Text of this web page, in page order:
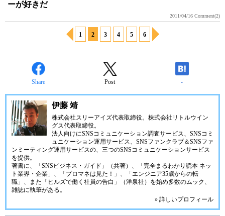
ーが好きだ
2011/04/16 Comment(2)
1 2 3 4 5 6
Share Post -
伊藤 靖
株式会社スリーアイズ代表取締役。株式会社リトルウイン
グス代表取締役。
法人向けにSNSコミュニケーション調査サービス、SNSコミ
ュニケーション運用サービス、SNSファンクラブ＆SNSファ
ンミーティング運用サービスの、三つのSNSコミュニケーションサービス
を提供。
著書に、「SNSビジネス・ガイド」（共著）、「完全まるわかり読本 ネッ
ト業界・企業」、「プロマネは見た！」、「エンジニア35歳からの転
職」、また「ヒルズで働く社員の告白」（洋泉社）を始め多数のムック、
雑誌に執筆がある。
» 詳しいプロフィール